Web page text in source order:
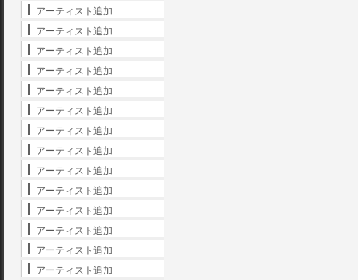
アーティスト追加
アーティスト追加
アーティスト追加
アーティスト追加
アーティスト追加
アーティスト追加
アーティスト追加
アーティスト追加
アーティスト追加
アーティスト追加
アーティスト追加
アーティスト追加
アーティスト追加
アーティスト追加